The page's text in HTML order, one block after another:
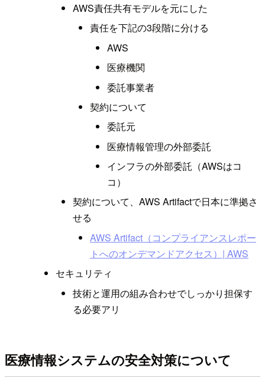
AWS責任共有モデルを元にした
責任を下記の3段階に分ける
AWS
医療機関
委託事業者
契約について
委託元
医療情報管理の外部委託
インフラの外部委託（AWSはコ
コ）
契約について、AWS Artifactで日本に準拠さ
せる
AWS Artifact（コンプライアンスレポー
トへのオンデマンドアクセス）| AWS
セキュリティ
技術と運用の組み合わせでしっかり担保す
る必要アリ
医療情報システムの安全対策について